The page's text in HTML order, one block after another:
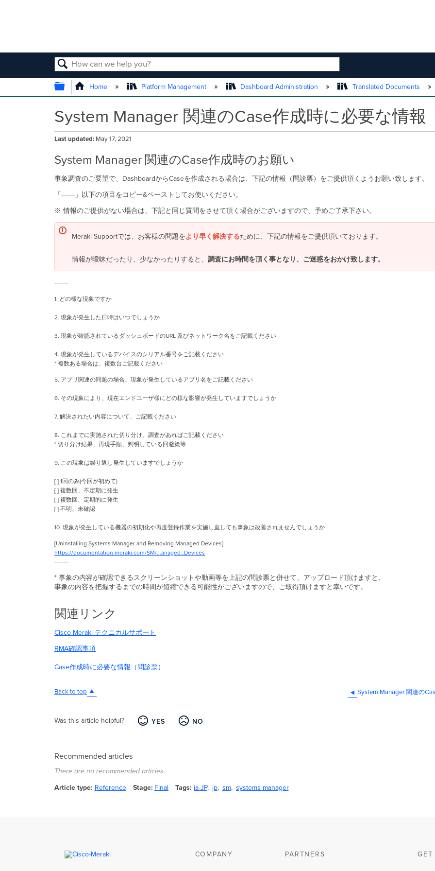
SEARCH
EXPAND/COLLAPSE GLOBAL HIERARCHY
Home Platform Management Dashboard Administration Translated Documents
System Manager 関連のCase作成時に必要な情報
Last updated May 17, 2021
System Manager 関連のCase作成時のお願い
事象調査のご要望で、DashboardからCaseを作成される場合は、下記の情報（問診票）をご提供頂くようお願い致します。
「-------」以下の項目をコピー&ペーストしてお使いください。
※ 情報のご提供がない場合は、下記と同じ質問をさせて頂く場合がございますので、予めご了承下さい。
Meraki Supportでは、お客様の問題をより早く解決するために、下記の情報をご提供頂いております。
情報が曖昧だったり、少なかったりすると、 調査にお時間を頂く事となり、ご迷惑をおかけ致します。
-------
1. どの様な現象ですか
2. 現象が発生した日時はいつでしょうか
3. 現象が確認されているダッシュボードのURL 及びネットワーク名をご記載ください
4. 現象が発生しているデバイスのシリアル番号をご記載ください
* 複数ある場合は、複数台ご記載ください
5. アプリ関連の問題の場合、現象が発生しているアプリ名をご記載ください
6. その現象により、現在エンドユーザ様にどの様な影響が発生していますでしょうか
7. 解決されたい内容について、ご記載ください
8. これまでに実施された切り分け、調査があればご記載ください
* 切り分け結果、再現手順、判明している回避策等
9. この現象は繰り返し発生していますでしょうか
[ ] 1回のみ(今回が初めて)
[ ] 複数回、不定期に発生
[ ] 複数回、定期的に発生
[ ] 不明、未確認
10. 現象が発生している機器の初期化や再度登録作業を実施し直しても事象は改善されませんでしょうか
[Uninstalling Systems Manager and Removing Managed Devices]
https://documentation.meraki.com/SM/...anaged_Devices
-------
* 事象の内容が確認できるスクリーンショットや動画等を上記の問診票と併せて、アップロード頂けますと、
事象の内容を把握するまでの時間が短縮できる可能性がございますので、ご取得頂けますと幸いです。
関連リンク
Cisco Meraki テクニカルサポート
RMA確認事項
Case作成時に必要な情報（問診票）
Back to top System Manager 関連の
Was this article helpful? YES NO
Recommended articles
There are no recommended articles.
Article type Reference Stage Final Tags ja-JP jp sm systems manager
COMPANY PARTNERS GET